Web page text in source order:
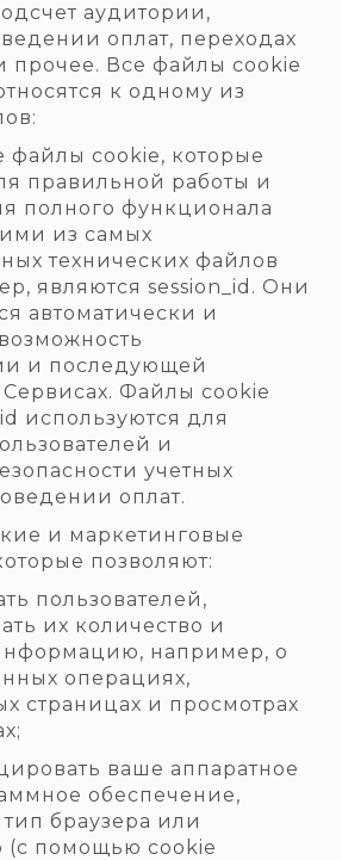
аудитории,
оплат, переходах
прочее. Все файлы cookie
к одному из
файлы cookie, которые
правильной работы и
полного функционала
из самых
технических файлов
являются session_id. Они
автоматически и
и последующей
Файлы сookie
используются для
и
учетных
оплат.
и маркетинговые
позволяют:
пользователей,
их количество и
например, о
операциях,
страницах и просмотрах
ваше аппаратное
обеспечение,
браузера или
(с помощью cookie